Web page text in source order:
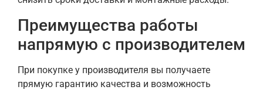
Преимущества работы
напрямую с производителем
При покупке у производителя вы получаете
прямую гарантию качества и возможность